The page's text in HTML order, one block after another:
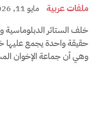
ملفات عربية مايو 11, 2026
خلف الستائر الدبلوماسية
وهي أن جماعة الإخوان